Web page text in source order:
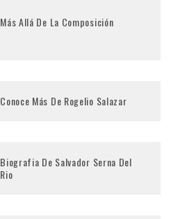
Más Allá De La Composición
Conoce Más De Rogelio Salazar
Biografia De Salvador Serna Del
Rio